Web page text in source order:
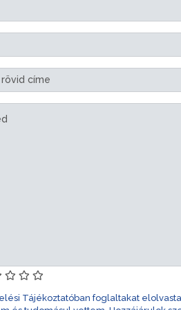
Tájékoztatóban foglaltakat